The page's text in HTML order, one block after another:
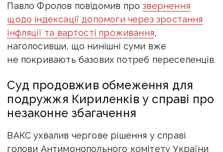
Павло Фролов повідомив прозвернення
щодо індексації допомоги через зростання
інфляції та вартості проживання,
наголосивши, що нинішні суми вже
не покривають базових потреб переселенців.
Суд продовжив обмеження для
подружжя Кириленків у справі про
незаконне збагачення
ВАКС ухвалив чергове рішення у справі
голови Антимонопольного комітету України